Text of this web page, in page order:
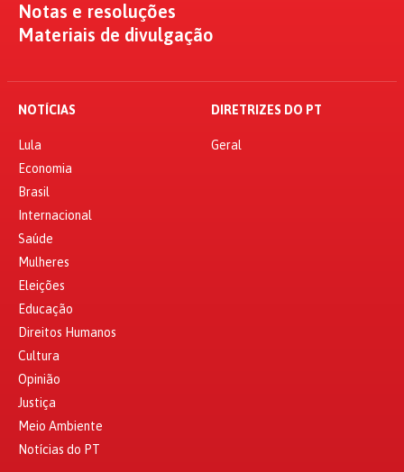
Notas e resoluções
Materiais de divulgação
NOTÍCIAS
Lula
Economia
Brasil
Internacional
Saúde
Mulheres
Eleições
Educação
Direitos Humanos
Cultura
Opinião
Justiça
Meio Ambiente
Notícias do PT
DIRETRIZES DO PT
Geral